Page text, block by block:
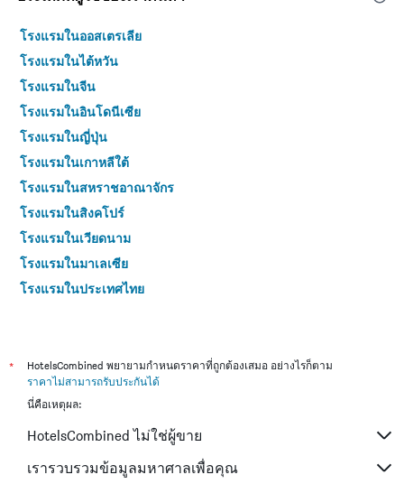
โรงแรมในออสเตรเลีย
โรงแรมในไต้หวัน
โรงแรมในจีน
โรงแรมในอินโดนีเซีย
โรงแรมในญี่ปุ่น
โรงแรมในเกาหลีใต้
โรงแรมในสหราชอาณาจักร
โรงแรมในสิงคโปร์
โรงแรมในเวียดนาม
โรงแรมในมาเลเซีย
โรงแรมในประเทศไทย
*
HotelsCombined พยายามกำหนดราคาที่ถูกต้องเสมอ อย่างไรก็ตาม
ราคาไม่สามารถรับประกันได้
นี่คือเหตุผล:
HotelsCombined ไม่ใช่ผู้ขาย
เรารวบรวมข้อมูลมหาศาลเพื่อคุณ